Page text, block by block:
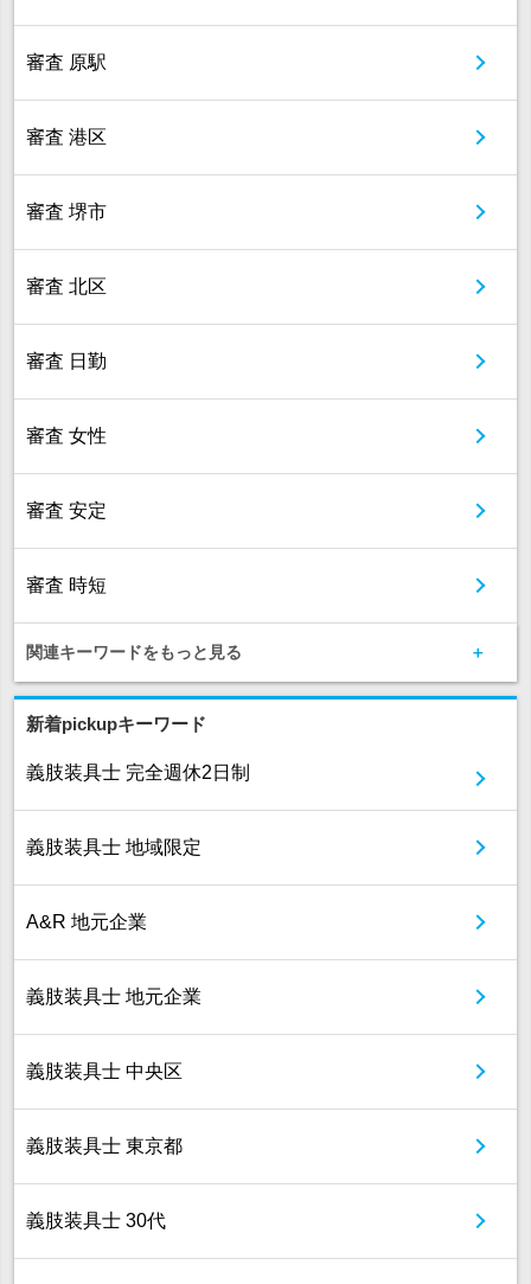
審査 原駅
審査 港区
審査 堺市
審査 北区
審査 日勤
審査 女性
審査 安定
審査 時短
関連キーワードをもっと見る
新着pickupキーワード
義肢装具士 完全週休2日制
義肢装具士 地域限定
A&R 地元企業
義肢装具士 地元企業
義肢装具士 中央区
義肢装具士 東京都
義肢装具士 30代